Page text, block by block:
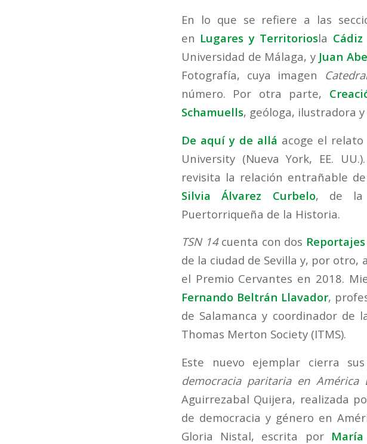
En lo que se refiere a las
en Lugares y Territoriosla Cádiz
Universidad de Málaga, y Juan
Fotografía, cuya imagen
número. Por otra parte,
Schamuells, geóloga, ilustradora
De aquí y de allá acoge el relato
University (Nueva York, EE.
revisita la relación entrañable
Silvia Álvarez Curbelo, de la
Puertorriqueña de la Historia.
TSN 14cuenta con dos Reportajes
de la ciudad de Sevilla y, por otro,
el Premio Cervantes en 2018.
Fernando Beltrán Llava­dor,
de Salamanca y coordinador de
Thomas Merton Society (ITMS).
Este nuevo ejemplar cierra
democracia paritaria en América
Aguirrezabal Quijera, realizada
de democracia y género en
Gloria Nistal, escrita por